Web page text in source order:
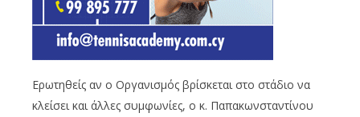
Ερωτηθείς αν ο Οργανισμός βρίσκεται στο στάδιο να
κλείσει και άλλες συμφωνίες, ο κ. Παπακωνσταντίνου